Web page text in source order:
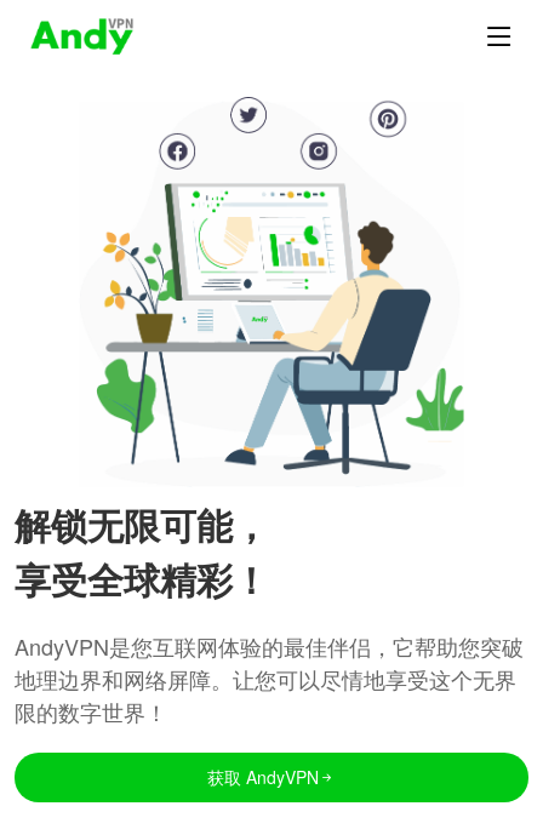
解锁无限可能，
享受全球精彩！
AndyVPN是您互联网体验的最佳伴侣，它帮助您突破
地理边界和网络屏障。让您可以尽情地享受这个无界
限的数字世界！
获取 AndyVPN